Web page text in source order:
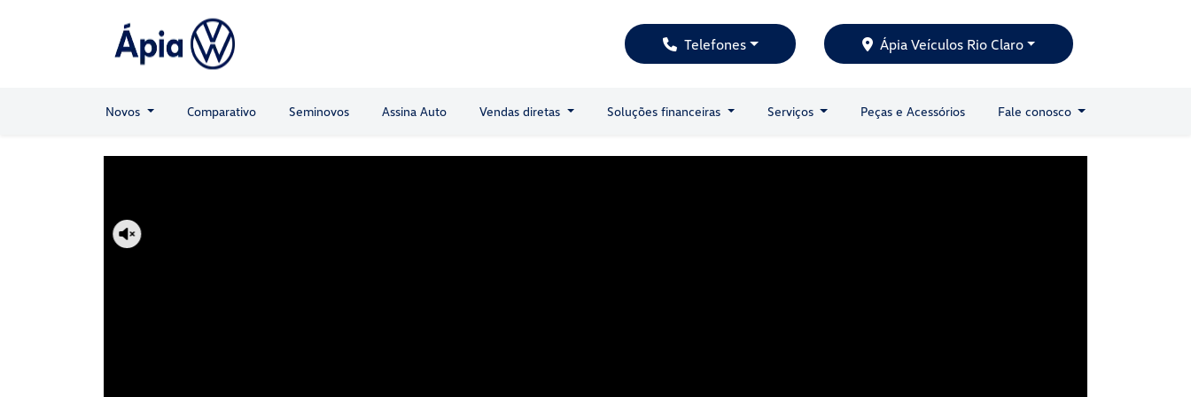
Telefones Ápia Veículos Rio Claro
Novos Comparativo Seminovos Assina Auto Vendas diretas Soluções financeiras Serviços Peças e Acessórios Fale conosco